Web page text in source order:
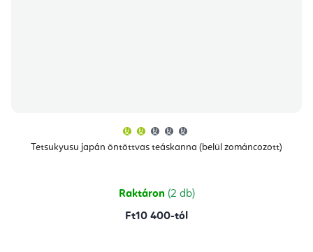
Tetsukyusu japán öntöttvas teáskanna (belül zománcozott)
átlagos
értékelése
csillag.
Raktáron (2 db)
Ft10 400-tól